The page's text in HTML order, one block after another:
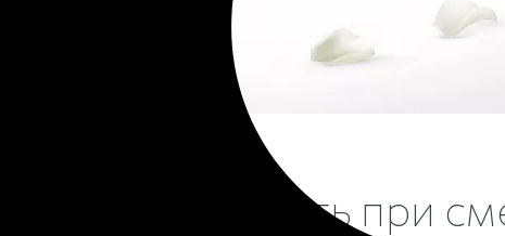
Что делать при